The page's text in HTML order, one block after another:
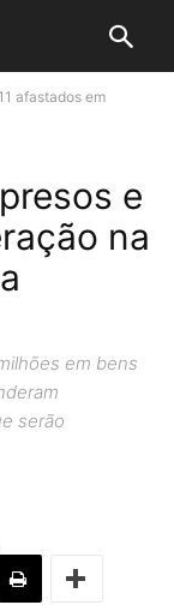
afastados em
e
na
em bens
serão